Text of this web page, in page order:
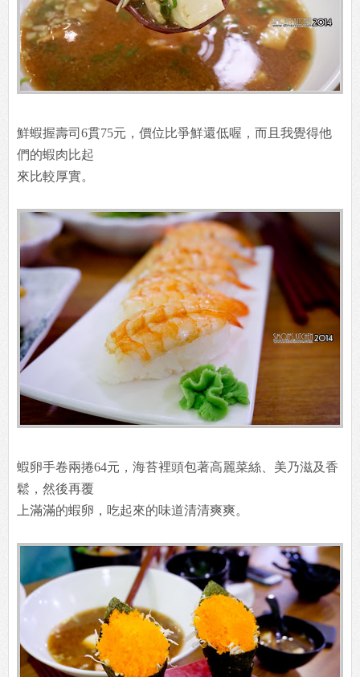
鮮蝦握壽司6貫75元，價位比爭鮮還低喔，而且我覺得他
們的蝦肉比起
來比較厚實。
蝦卵手卷兩捲64元，海苔裡頭包著高麗菜絲、美乃滋及香
鬆，然後再覆
上滿滿的蝦卵，吃起來的味道清清爽爽。